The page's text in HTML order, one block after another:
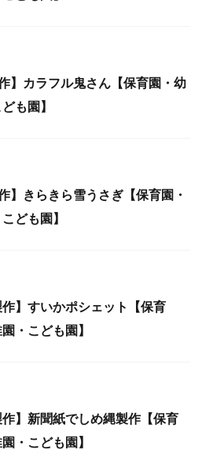
】カラフル鬼さん【保育園・幼
も園】
】きらきら雪うさぎ【保育園・
ども園】
作】すいかポシェット【保育
・こども園】
作】新聞紙でしめ縄製作【保育
・こども園】